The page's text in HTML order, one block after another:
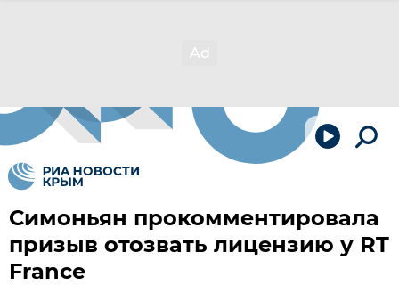
Симоньян прокомментировала
призыв отозвать лицензию у RT
France